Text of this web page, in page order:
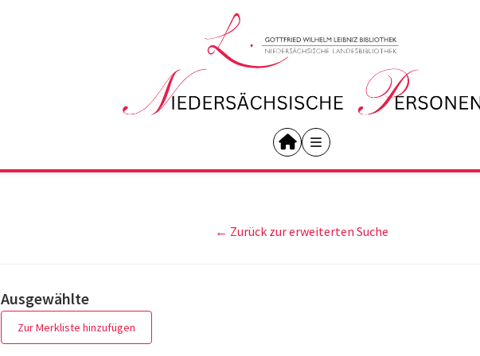
← Zurück zur erweiterten Suche
Ausgewählte
Zur Merkliste hinzufügen